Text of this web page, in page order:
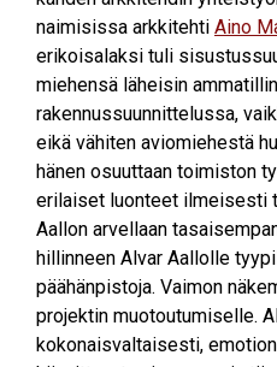
naimisissa arkkitehti Aino
erikoisalaksi tuli
miehensä läheisin
rakennussuunnittelussa,
eikä vähiten aviomiehestä
hänen osuuttaan toimiston
erilaiset luonteet ilmeisesti
Aallon arvellaan
hillinneen Alvar Aallolle
päähänpistoja. Vaimon
projektin muotoutumiselle.
kokonaisvaltaisesti,